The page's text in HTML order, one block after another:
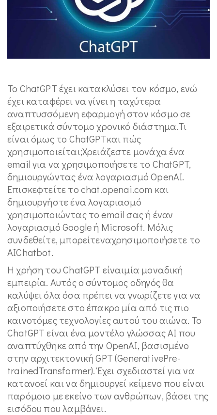
Το ChatGPT έχει κατακλύσει τον κόσμο, ενώ
έχει καταφέρει να γίνει η ταχύτερα
αναπτυσσόμενη εφαρμογή στον κόσμο σε
εξαιρετικά σύντομο χρονικό διάστημα.Τι
είναι όμως το ChatGPTκαι πώς
χρησιμοποιείται;Χρειάζεστε μονάχα ένα
email για να χρησιμοποιήσετε το ChatGPT,
δημιουργώντας ένα λογαριασμό OpenAI.
Επισκεφτείτε το chat.openai.com και
δημιουργήστε ένα λογαριασμό
χρησιμοποιώντας το email σας ή έναν
λογαριασμό Google ή Microsoft. Μόλις
συνδεθείτε, μπορείτεναχρησιμοποιήσετε το
AIChatbot.
Η χρήση του ChatGPT είναιμία μοναδική
εμπειρία. Αυτός ο σύντομος οδηγός θα
καλύψει όλα όσα πρέπει να γνωρίζετε για να
αξιοποιήσετε στο έπακρο μία από τις πιο
καινοτόμες τεχνολογίες αυτού του αιώνα. Το
ChatGPT είναι ένα μοντέλο γλώσσας AI που
αναπτύχθηκε από την OpenAI, βασισμένο
στην αρχιτεκτονική GPT (GenerativePre-
trainedTransformer). Έχει σχεδιαστεί για να
κατανοεί και να δημιουργεί κείμενο που είναι
παρόμοιο με εκείνο των ανθρώπων, βάσει της
εισόδου που λαμβάνει.